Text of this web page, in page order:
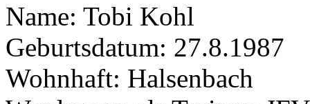
Name: Tobi Kohl
Geburtsdatum: 27.8.1987
Wohnhaft: Halsenbach